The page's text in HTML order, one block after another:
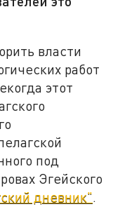
власти
работ
этот
под
Эгейского
дневник".